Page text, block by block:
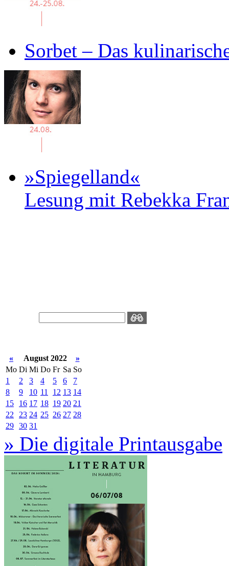
Sorbet – Das
»Spiegelland«
Lesung mit Rebekka
« August 2022
»
Mo Di Mi Do Fr Sa So
1
2 3 4 5 6
7
8
9 10 11 12 13 14
15
16 17 18 19 20 21
22
23 24 25 26 27 28
29 30 31
» Die digitale Printausgabe